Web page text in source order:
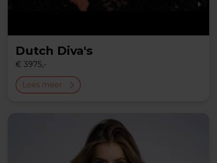
Dutch Diva's
€ 3975,-
Lees meer